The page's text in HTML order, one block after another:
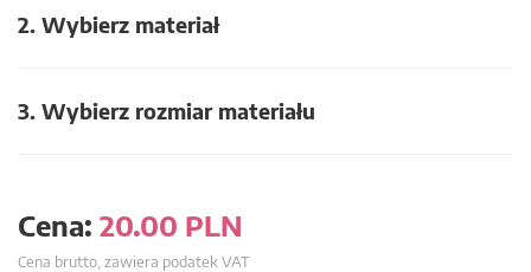
2. Wybierz materiał
3. Wybierz rozmiar materiału
Cena: 20.00 PLN
Cena brutto, zawiera podatek VAT